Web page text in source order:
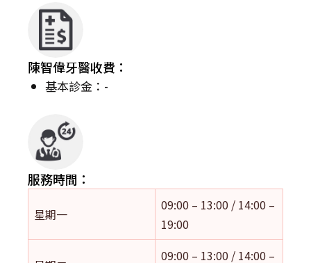
陳智偉牙醫收費：
基本診金：-
服務時間：
星期一
09:00 – 13:00 / 14:00 –
19:00
09:00 – 13:00 / 14:00 –